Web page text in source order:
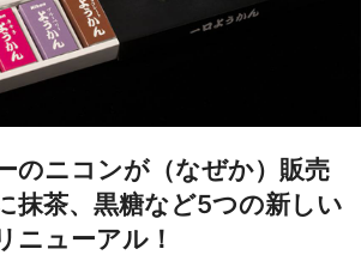
のニコンが（なぜか）販売
抹茶、黒糖など5つの新しい
ニューアル！